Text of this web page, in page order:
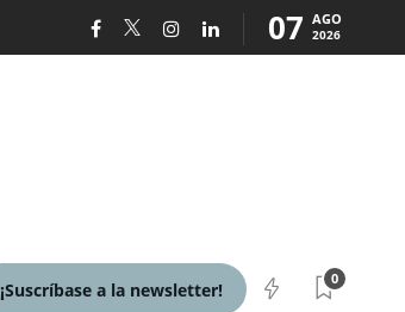
07 AGO
2026
¡Suscríbase a la newsletter!
0